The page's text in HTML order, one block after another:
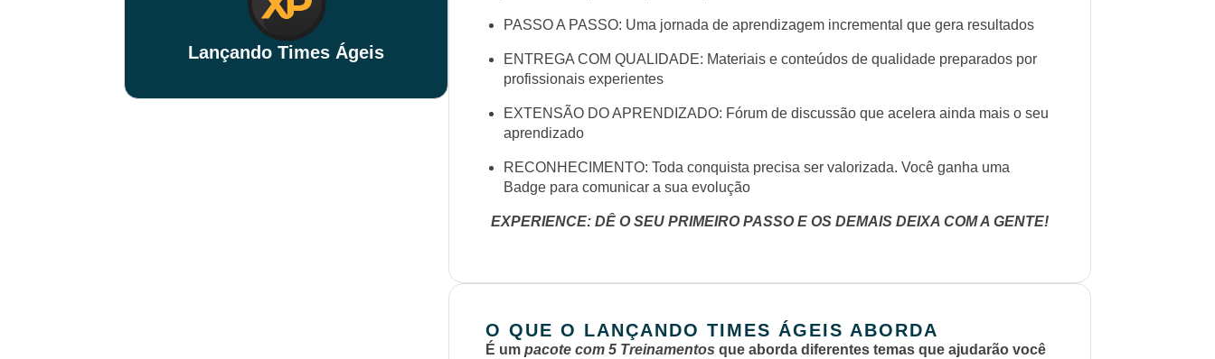
Lançando Times Ágeis
PASSO A PASSO: Uma jornada de aprendizagem incremental que gera resultados
ENTREGA COM QUALIDADE: Materiais e conteúdos de qualidade preparados por
profissionais experientes
EXTENSÃO DO APRENDIZADO: Fórum de discussão que acelera ainda mais o seu
aprendizado
RECONHECIMENTO: Toda conquista precisa ser valorizada. Você ganha uma
Badge para comunicar a sua evolução
EXPERIENCE: DÊ O SEU PRIMEIRO PASSO E OS DEMAIS DEIXA COM A GENTE!
O QUE O LANÇANDO TIMES ÁGEIS ABORDA
É um pacote com 5 Treinamentos que aborda diferentes temas que ajudarão você